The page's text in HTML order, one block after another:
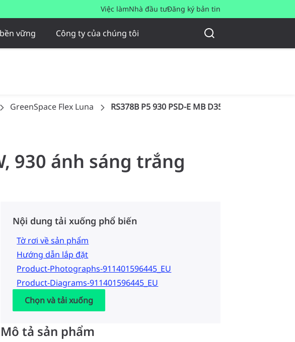
Việc làmNhà đầu tưĐăng ký bản tin
vững Công ty của chúng tôi
GreenSpace Flex Luna RS378B P5 930 PSD-E MB D35 G-TT PRO
930 ánh sáng trắng
Nội dung tải xuống phổ biến
Tờ rơi về sản phẩm
Hướng dẫn lắp đặt
Product-Photographs-911401596445_EU
Product-Diagrams-911401596445_EU
Chọn và tải xuống
Mô tả sản phẩm